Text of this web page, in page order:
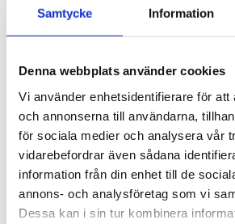
Samtycke Information
Denna webbplats använder cookies
Vi använder enhetsidentifierare för att
och annonserna till användarna,
för sociala medier och analysera vår
vidarebefordrar även sådana
information från din enhet till de
annons- och analysföretag som vi
Dessa kan i sin tur kombinera
Hyttbord till traktorn, den
arbetet utförs. Det är kontoret,